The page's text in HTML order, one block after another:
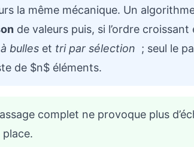
la même mécanique. Un
de valeurs puis, si l’ordre
bulleset tri par sélection ; seul le
de $n$ éléments.
complet ne provoque plus